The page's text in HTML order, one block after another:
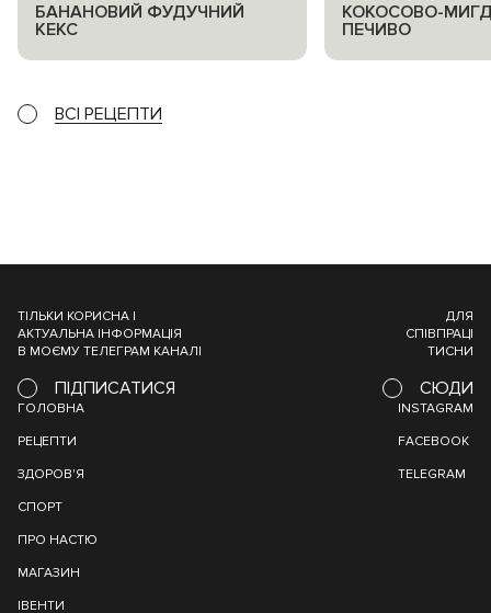
БАНАНОВИЙ ФУДУЧНИЙ
КЕКС
КОКОСОВО-
ПЕЧИВО
ВСІ РЕЦЕПТИ
ТІЛЬКИ КОРИСНА І
АКТУАЛЬНА ІНФОРМАЦІЯ
В МОЄМУ ТЕЛЕГРАМ КАНАЛІ
ПІДПИСАТИСЯ
ДЛЯ
СПІВПРАЦІ
ТИСНИ
СЮДИ
ГОЛОВНА
РЕЦЕПТИ
ЗДОРОВ'Я
СПОРТ
ПРО НАСТЮ
МАГАЗИН
ІВЕНТИ
INSTAGRAM
FACEBOOK
TELEGRAM